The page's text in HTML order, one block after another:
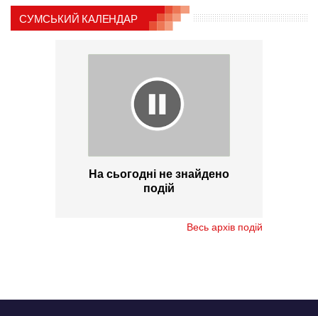
СУМСЬКИЙ КАЛЕНДАР
На сьогодні не знайдено
подій
Весь архів подій